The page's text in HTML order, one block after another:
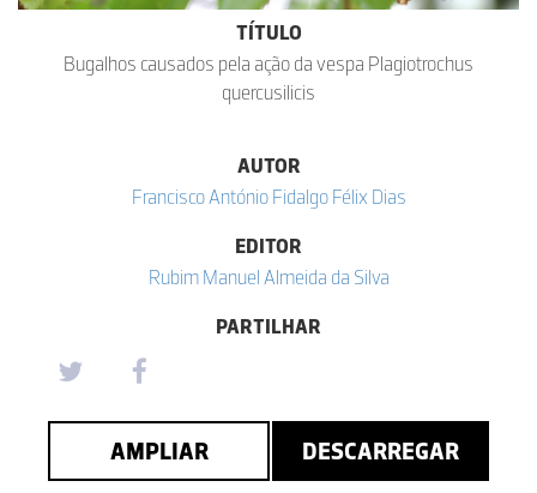
TÍTULO
Bugalhos causados pela ação da vespa Plagiotrochus
quercusilicis
AUTOR
Francisco António Fidalgo Félix Dias
EDITOR
Rubim Manuel Almeida da Silva
PARTILHAR
AMPLIAR DESCARREGAR